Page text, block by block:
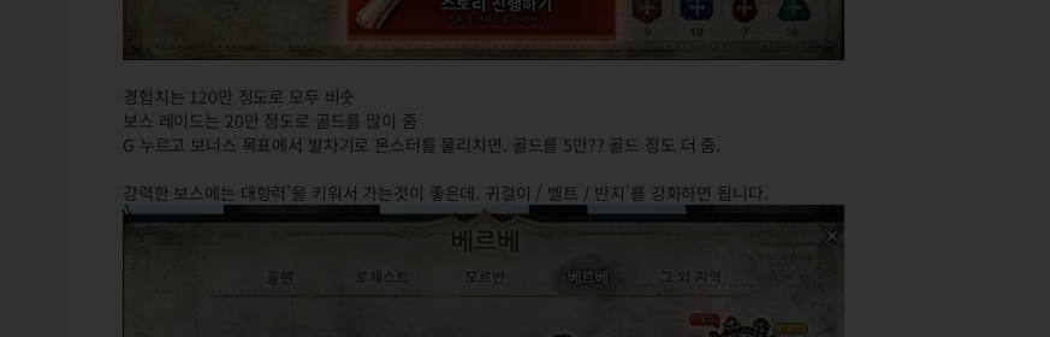
경험치는 120만 정도로 모두 비슷
보스 레이드는 20만 정도로 골드를 많이 줌
G 누르고 보너스 목표에서 발차기로 몬스터를 물리치면. 골드를 5만?? 골드 정도 더 줌.
강력한 보스에는 대항력'을 키워서 가는것이 좋은데. 귀걸이 / 벨트 / 반지'를 강화하면 됩니다.